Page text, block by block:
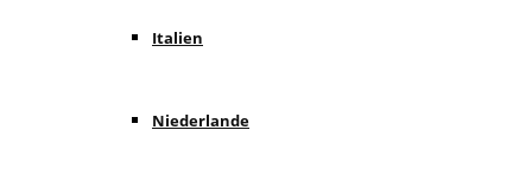
Italien
Niederlande